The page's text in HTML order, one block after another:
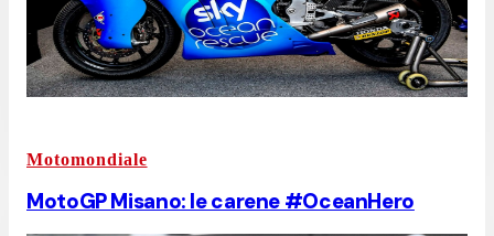
Motomondiale
MotoGP Misano: le carene #OceanHero